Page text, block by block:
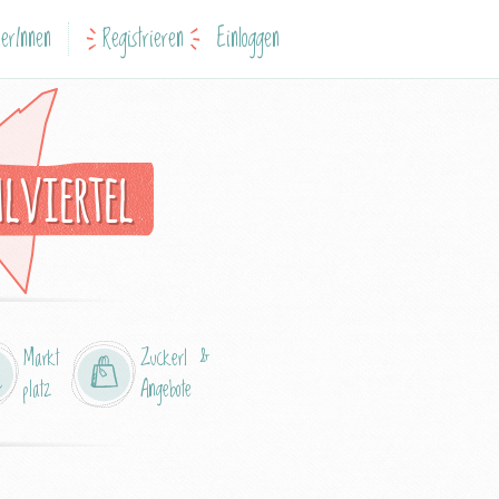
Registrieren Einloggen
Markt
platz
Zuckerl &
Angebote